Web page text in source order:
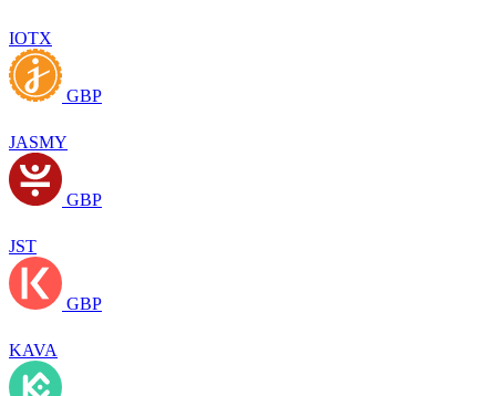
IOTX
GBP
JASMY
GBP
JST
GBP
KAVA